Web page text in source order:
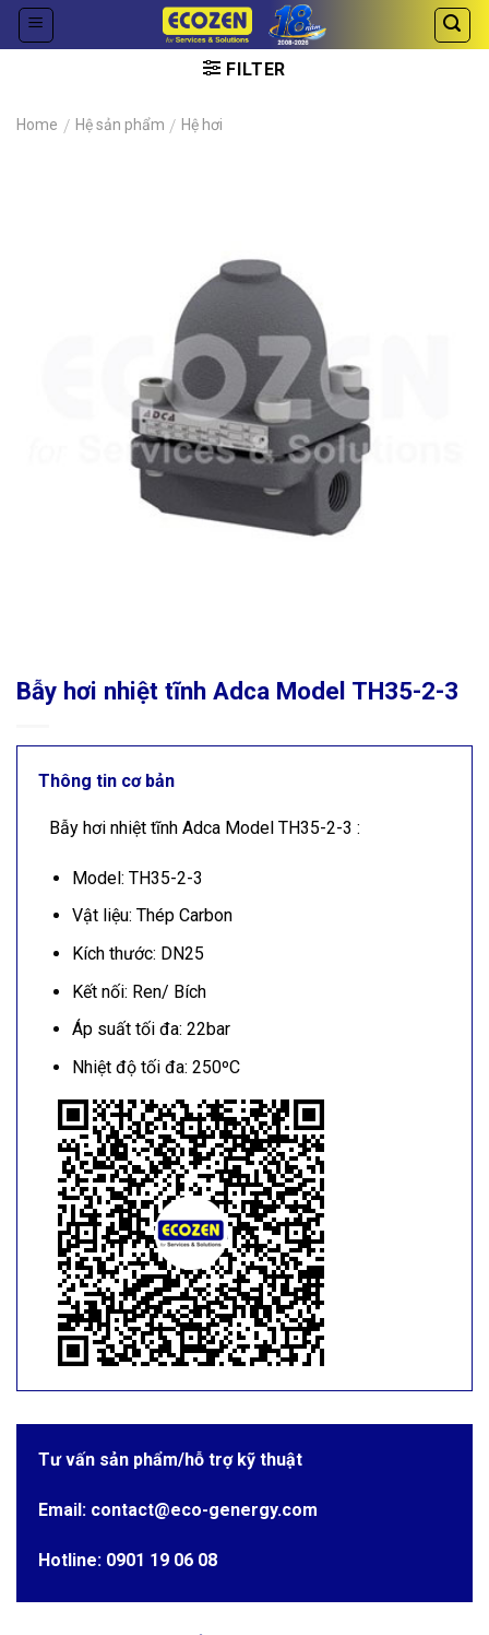
Skip
FILTER
Home / Hệ sản phẩm / Hệ hơi
Bẫy hơi nhiệt tĩnh Adca Model TH35-2-3
Thông tin cơ bản
Bẫy hơi nhiệt tĩnh Adca Model TH35-2-3 :
Model: TH35-2-3
Vật liệu: Thép Carbon
Kích thước: DN25
Kết nối: Ren/ Bích
Áp suất tối đa: 22bar
Nhiệt độ tối đa: 250ºC
Tư vấn sản phẩm/hỗ trợ kỹ thuật
Email: contact@eco-genergy.com
Hotline: 0901 19 06 08